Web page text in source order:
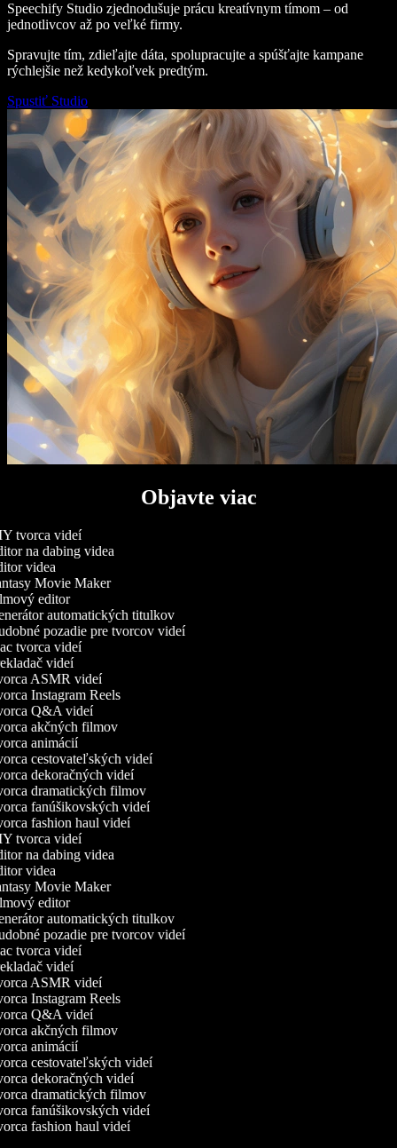
Speechify Studio zjednodušuje prácu kreatívnym tímom – od
jednotlivcov až po veľké firmy.
Spravujte tím, zdieľajte dáta, spolupracujte a spúšťajte kampane
rýchlejšie než kedykoľvek predtým.
Spustiť Studio
Objavte viac
tvorca videí
na dabing videa
videa
Movie Maker
editor
automatických titulkov
pozadie pre tvorcov videí
tvorca videí
videí
ASMR videí
Instagram Reels
Q&A videí
akčných filmov
animácií
cestovateľských videí
dekoračných videí
dramatických filmov
fanúšikovských videí
fashion haul videí
tvorca videí
na dabing videa
videa
Movie Maker
editor
automatických titulkov
pozadie pre tvorcov videí
tvorca videí
videí
ASMR videí
Instagram Reels
Q&A videí
akčných filmov
animácií
cestovateľských videí
dekoračných videí
dramatických filmov
fanúšikovských videí
fashion haul videí